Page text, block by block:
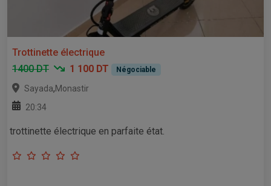
Trottinette électrique
1400 DT
1 100 DT Négociable
Sayada,Monastir
20:34
trottinette électrique en parfaite état.